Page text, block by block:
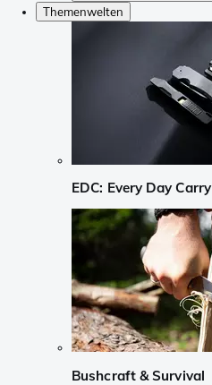
Themenwelten
EDC: Every Day Carry
Bushcraft & Survival